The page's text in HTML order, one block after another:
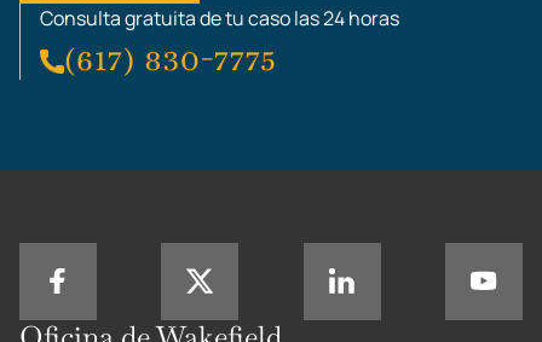
Consulta gratuita de tu caso las 24 horas
(617) 830-7775